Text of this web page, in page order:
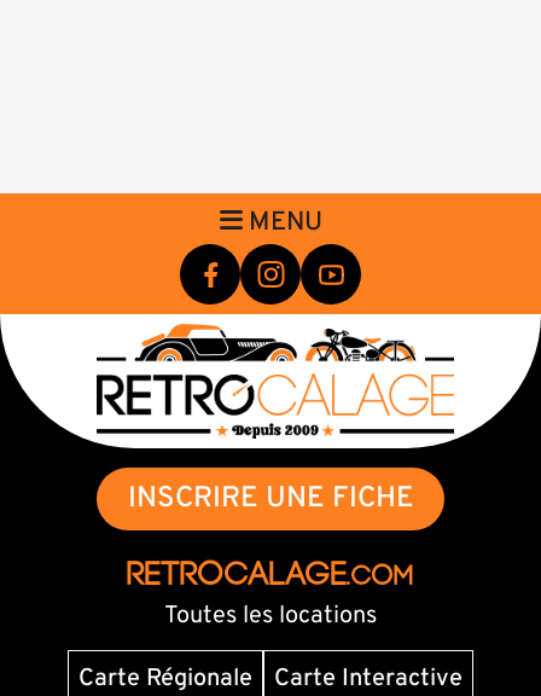
MENU
INSCRIRE UNE FICHE
RETROCALAGE.com
Toutes les locations
Carte Régionale
Carte Interactive